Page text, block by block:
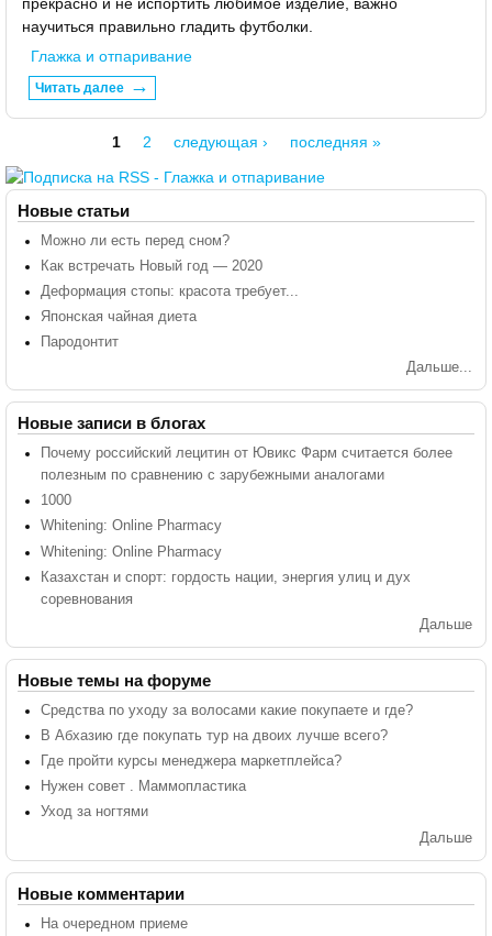
научиться правильно гладить футболки.
Глажка и отпаривание
Читать далее
Страницы
1 2 следующая › последняя »
Новые статьи
Можно ли есть перед сном?
Как встречать Новый год — 2020
Деформация стопы: красота требует...
Японская чайная диета
Пародонтит
Дальше...
Новые записи в блогах
Почему российский лецитин от Ювикс Фарм считается более
полезным по сравнению с зарубежными аналогами
1000
Whitening: Online Pharmacy
Whitening: Online Pharmacy
Казахстан и спорт: гордость нации, энергия улиц и дух
соревнования
Дальше
Новые темы на форуме
Средства по уходу за волосами какие покупаете и где?
В Абхазию где покупать тур на двоих лучше всего?
Где пройти курсы менеджера маркетплейса?
Нужен совет . Маммопластика
Уход за ногтями
Дальше
Новые комментарии
На очередном приеме